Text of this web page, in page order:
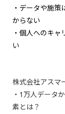
・データや施
からない
・個人へのキャ
い
株式会社アスマ
・1万人データ
素とは？